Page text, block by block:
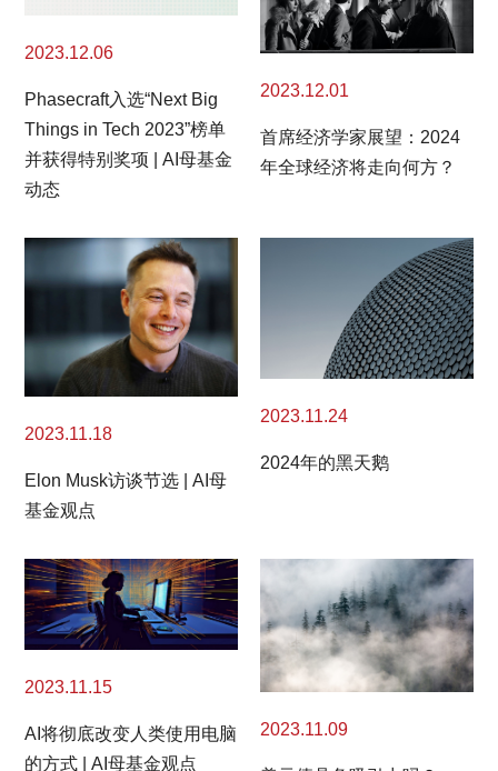
2023.12.06
Phasecraft入选“Next Big
Things in Tech 2023”榜单
并获得特别奖项 | AI母基金
动态
2023.12.01
首席经济学家展望：2024
年全球经济将走向何方？
2023.11.18
Elon Musk访谈节选 | AI母
基金观点
2023.11.24
2024年的黑天鹅
2023.11.15
AI将彻底改变人类使用电脑
的方式 | AI母基金观点
2023.11.09